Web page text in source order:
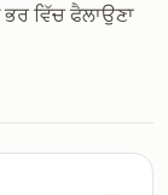
ਵਿੱਚ ਫੈਲਾਉਣਾ